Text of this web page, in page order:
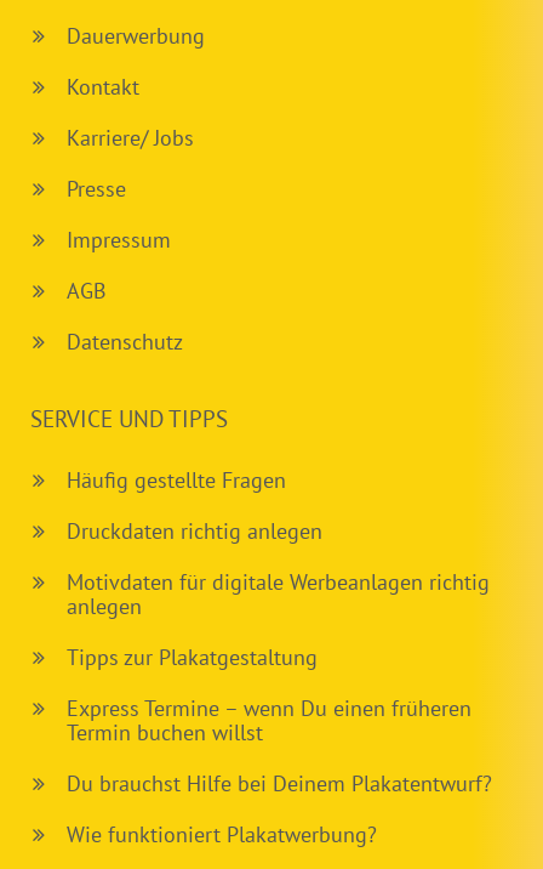
Dauerwerbung
Kontakt
Karriere/ Jobs
Presse
Impressum
AGB
Datenschutz
SERVICE UND TIPPS
Häufig gestellte Fragen
Druckdaten richtig anlegen
Motivdaten für digitale Werbeanlagen richtig
anlegen
Tipps zur Plakatgestaltung
Express Termine – wenn Du einen früheren
Termin buchen willst
Du brauchst Hilfe bei Deinem Plakatentwurf?
Wie funktioniert Plakatwerbung?